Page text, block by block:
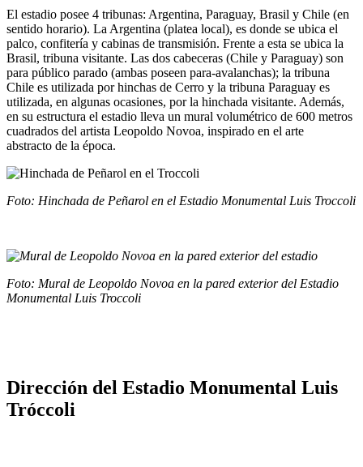
El estadio posee 4 tribunas: Argentina, Paraguay, Brasil y Chile (en
sentido horario). La Argentina (platea local), es donde se ubica el
palco, confitería y cabinas de transmisión. Frente a esta se ubica la
Brasil, tribuna visitante. Las dos cabeceras (Chile y Paraguay) son
para público parado (ambas poseen para-avalanchas); la tribuna
Chile es utilizada por hinchas de Cerro y la tribuna Paraguay es
utilizada, en algunas ocasiones, por la hinchada visitante. Además,
en su estructura el estadio lleva un mural volumétrico de 600 metros
cuadrados del artista Leopoldo Novoa, inspirado en el arte
abstracto de la época.
Foto: Hinchada de Peñarol en el Estadio Monumental Luis Troccoli
Foto: Mural de Leopoldo Novoa en la pared exterior del Estadio
Monumental Luis Troccoli
Dirección del Estadio Monumental Luis
Tróccoli